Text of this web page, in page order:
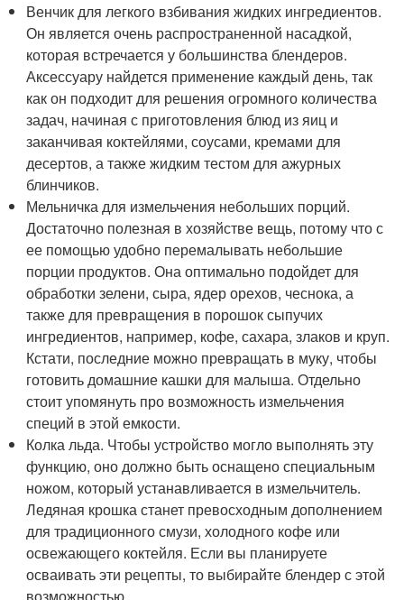
Венчик для легкого взбивания жидких ингредиентов.
Он является очень распространенной насадкой,
которая встречается у большинства блендеров.
Аксессуару найдется применение каждый день, так
как он подходит для решения огромного количества
задач, начиная с приготовления блюд из яиц и
заканчивая коктейлями, соусами, кремами для
десертов, а также жидким тестом для ажурных
блинчиков.
Мельничка для измельчения небольших порций.
Достаточно полезная в хозяйстве вещь, потому что с
ее помощью удобно перемалывать небольшие
порции продуктов. Она оптимально подойдет для
обработки зелени, сыра, ядер орехов, чеснока, а
также для превращения в порошок сыпучих
ингредиентов, например, кофе, сахара, злаков и круп.
Кстати, последние можно превращать в муку, чтобы
готовить домашние кашки для малыша. Отдельно
стоит упомянуть про возможность измельчения
специй в этой емкости.
Колка льда. Чтобы устройство могло выполнять эту
функцию, оно должно быть оснащено специальным
ножом, который устанавливается в измельчитель.
Ледяная крошка станет превосходным дополнением
для традиционного смузи, холодного кофе или
освежающего коктейля. Если вы планируете
осваивать эти рецепты, то выбирайте блендер с этой